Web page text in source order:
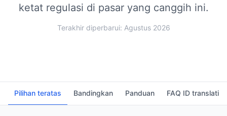
ketat regulasi di pasar yang canggih ini.
Terakhir diperbarui: Agustus 2026
Pilihan teratas Bandingkan Panduan FAQ ID